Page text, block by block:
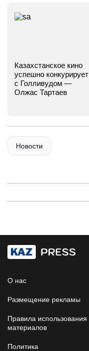
Казахстанское кино
успешно конкурирует
с Голливудом —
Олжас Тартаев
Новости
О нас
Размещение рекламы
Правила использования
материалов
Политика